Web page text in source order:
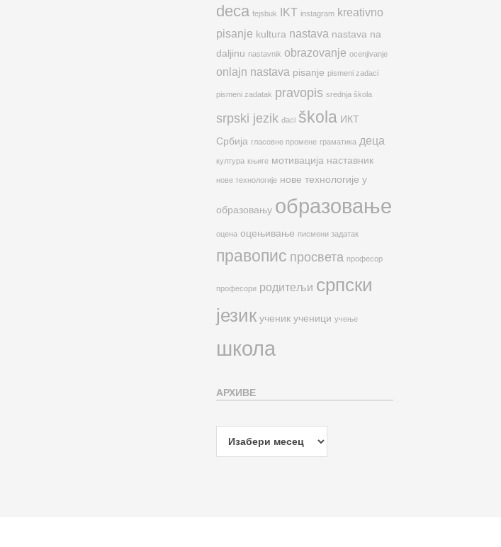
deca fejsbuk IKT instagram kreativno
pisanje kultura nastava nastava na
daljinu nastavnik obrazovanje ocenjivanje
onlajn nastava pisanje pismeni zadaci
pismeni zadatak pravopis srednja škola
srpski jezik đaci škola ИКТ
Србија гласовне промене граматика деца
култура књиге мотивација наставник
нове технологије нове технологије у
образовању образовање
оцена оцењивање писмени задатак
правопис просвета професор
професори родитељи српски
језик ученик ученици учење
школа
АРХИВЕ